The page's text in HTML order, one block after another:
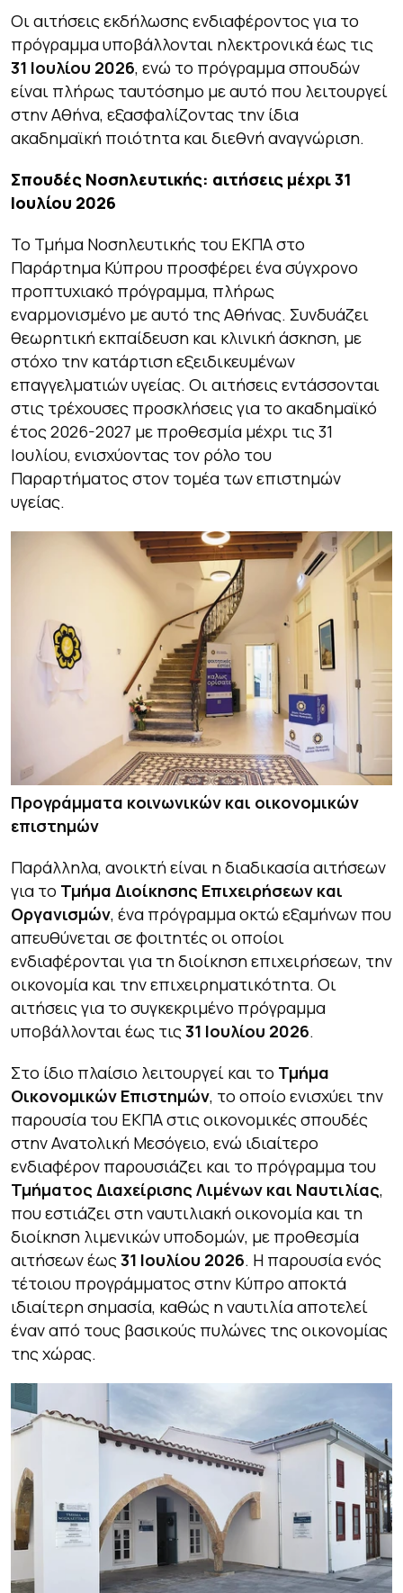
Οι αιτήσεις εκδήλωσης ενδιαφέροντος για το
πρόγραμμα υποβάλλονται ηλεκτρονικά έως τις
31 Ιουλίου 2026, ενώ το πρόγραμμα σπουδών
είναι πλήρως ταυτόσημο με αυτό που λειτουργεί
στην Αθήνα, εξασφαλίζοντας την ίδια
ακαδημαϊκή ποιότητα και διεθνή αναγνώριση.
Σπουδές Νοσηλευτικής: αιτήσεις μέχρι 31
Ιουλίου 2026
Το Τμήμα Νοσηλευτικής του ΕΚΠΑ στο
Παράρτημα Κύπρου προσφέρει ένα σύγχρονο
προπτυχιακό πρόγραμμα, πλήρως
εναρμονισμένο με αυτό της Αθήνας. Συνδυάζει
θεωρητική εκπαίδευση και κλινική άσκηση, με
στόχο την κατάρτιση εξειδικευμένων
επαγγελματιών υγείας. Οι αιτήσεις εντάσσονται
στις τρέχουσες προσκλήσεις για το ακαδημαϊκό
έτος 2026-2027 με προθεσμία μέχρι τις 31
Ιουλίου, ενισχύοντας τον ρόλο του
Παραρτήματος στον τομέα των επιστημών
υγείας.
Προγράμματα κοινωνικών και οικονομικών
επιστημών
Παράλληλα, ανοικτή είναι η διαδικασία αιτήσεων
για το Τμήμα Διοίκησης Επιχειρήσεων και
Οργανισμών, ένα πρόγραμμα οκτώ εξαμήνων που
απευθύνεται σε φοιτητές οι οποίοι
ενδιαφέρονται για τη διοίκηση επιχειρήσεων, την
οικονομία και την επιχειρηματικότητα. Οι
αιτήσεις για το συγκεκριμένο πρόγραμμα
υποβάλλονται έως τις31 Ιουλίου 2026.
Στο ίδιο πλαίσιο λειτουργεί και το Τμήμα
Οικονομικών Επιστημών, το οποίο ενισχύει την
παρουσία του ΕΚΠΑ στις οικονομικές σπουδές
στην Ανατολική Μεσόγειο, ενώ ιδιαίτερο
ενδιαφέρον παρουσιάζει και το πρόγραμμα του
Τμήματος Διαχείρισης Λιμένων και Ναυτιλίας,
που εστιάζει στη ναυτιλιακή οικονομία και τη
διοίκηση λιμενικών υποδομών, με προθεσμία
αιτήσεων έως31 Ιουλίου 2026. Η παρουσία ενός
τέτοιου προγράμματος στην Κύπρο αποκτά
ιδιαίτερη σημασία, καθώς η ναυτιλία αποτελεί
έναν από τους βασικούς πυλώνες της οικονομίας
της χώρας.